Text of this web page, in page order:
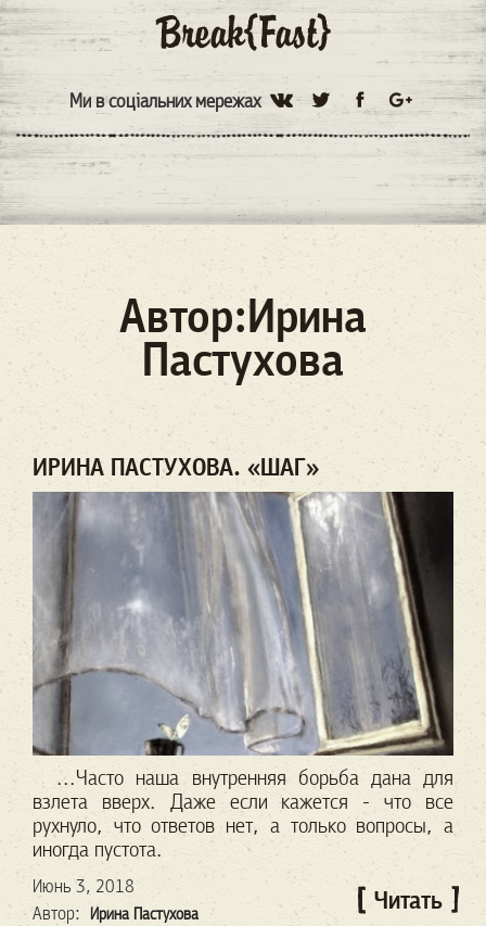
Ми в соціальних мережах
Автор:Ирина
Пастухова
ИРИНА ПАСТУХОВА. «ШАГ»
...Часто наша внутренняя борьба дана для
взлета вверх. Даже если кажется - что все
рухнуло, что ответов нет, а только вопросы, а
иногда пустота.
Июнь 3, 2018
Автор:
Ирина Пастухова Читать